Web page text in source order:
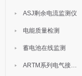
ASJ剩余电流监测仪
电能质量检测
蓄电池在线监测
ARTM系列电气接点测温装置